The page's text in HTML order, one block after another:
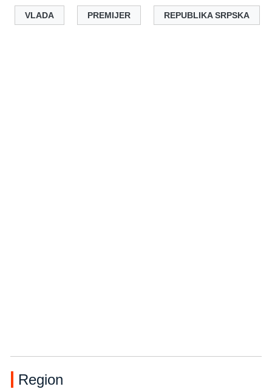
VLADA PREMIJER REPUBLIKA SRPSKA
Region